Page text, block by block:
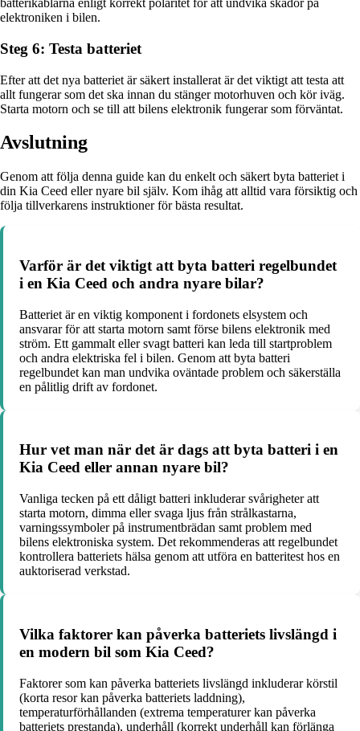
batterikablarna enligt korrekt polaritet för att undvika skador på
elektroniken i bilen.
Steg 6: Testa batteriet
Efter att det nya batteriet är säkert installerat är det viktigt att testa att
allt fungerar som det ska innan du stänger motorhuven och kör iväg.
Starta motorn och se till att bilens elektronik fungerar som förväntat.
Avslutning
Genom att följa denna guide kan du enkelt och säkert byta batteriet i
din Kia Ceed eller nyare bil själv. Kom ihåg att alltid vara försiktig och
följa tillverkarens instruktioner för bästa resultat.
Varför är det viktigt att byta batteri regelbundet
i en Kia Ceed och andra nyare bilar?
Batteriet är en viktig komponent i fordonets elsystem och
ansvarar för att starta motorn samt förse bilens elektronik med
ström. Ett gammalt eller svagt batteri kan leda till startproblem
och andra elektriska fel i bilen. Genom att byta batteri
regelbundet kan man undvika oväntade problem och säkerställa
en pålitlig drift av fordonet.
Hur vet man när det är dags att byta batteri i en
Kia Ceed eller annan nyare bil?
Vanliga tecken på ett dåligt batteri inkluderar svårigheter att
starta motorn, dimma eller svaga ljus från strålkastarna,
varningssymboler på instrumentbrädan samt problem med
bilens elektroniska system. Det rekommenderas att regelbundet
kontrollera batteriets hälsa genom att utföra en batteritest hos en
auktoriserad verkstad.
Vilka faktorer kan påverka batteriets livslängd i
en modern bil som Kia Ceed?
Faktorer som kan påverka batteriets livslängd inkluderar körstil
(korta resor kan påverka batteriets laddning),
temperaturförhållanden (extrema temperaturer kan påverka
batteriets prestanda), underhåll (korrekt underhåll kan förlänga